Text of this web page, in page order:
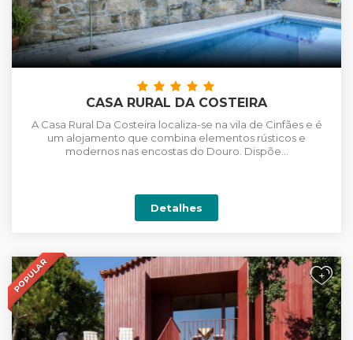
CASA RURAL DA COSTEIRA
A Casa Rural Da Costeira localiza-se na vila de Cinfães e é
um alojamento que combina elementos rústicos e
modernos nas encostas do Douro. Dispõe...
Detalhes
POPULAR +